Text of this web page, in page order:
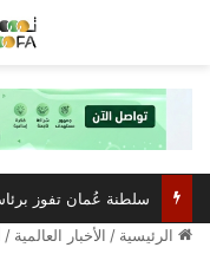
الرئيسية / الأخبار العالمية /